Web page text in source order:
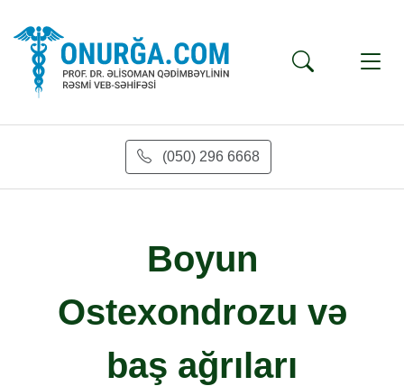
(050) 296 6668
Boyun
Ostexondrozu və
baş ağrıları